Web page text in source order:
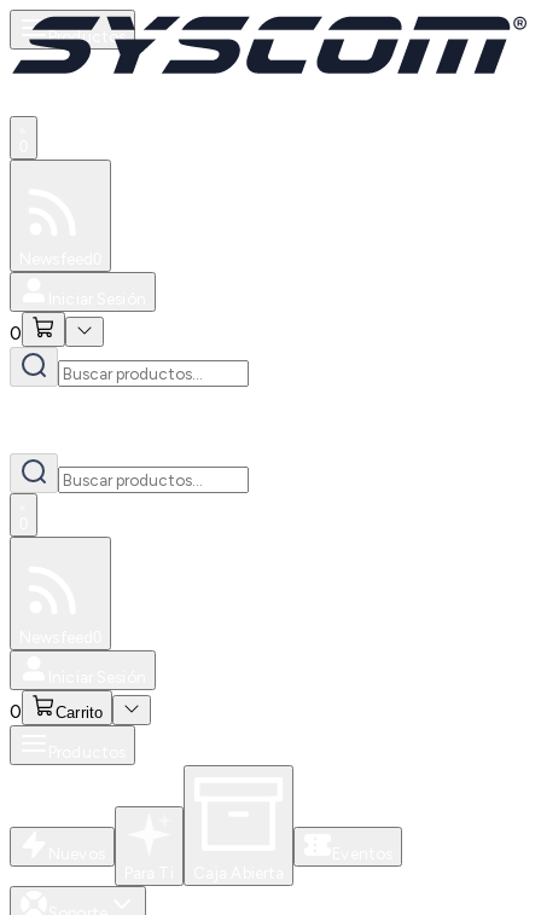
Productos
0
0 Carrito